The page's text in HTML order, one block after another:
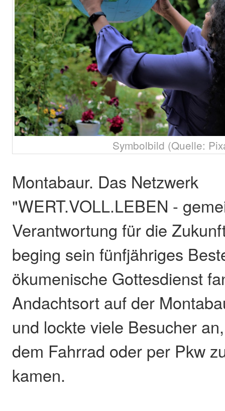
Symbolbild (Quelle:
Montabaur. Das Netzwerk
"WERT.VOLL.LEBEN -
Verantwortung für die
beging sein fünfjähriges
ökumenische Gottesdienst
Andachtsort auf der
und lockte viele Besucher
dem Fahrrad oder per Pkw
kamen.